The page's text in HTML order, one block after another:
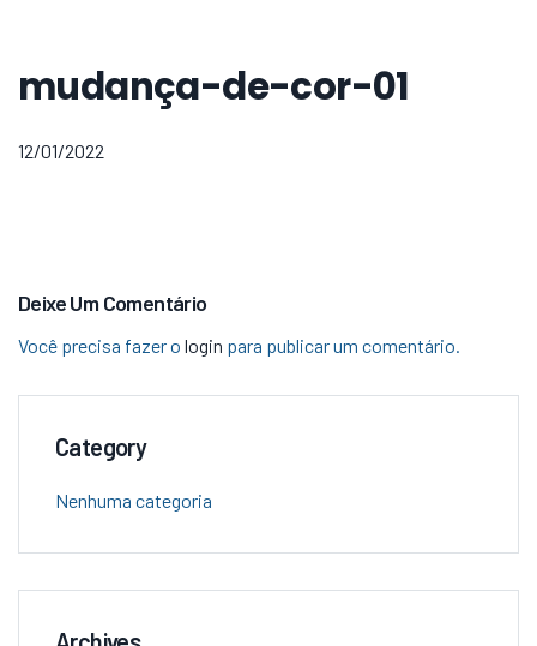
mudança-de-cor-01
12/01/2022
Deixe Um Comentário
Você precisa fazer o login para publicar um comentário.
Category
Nenhuma categoria